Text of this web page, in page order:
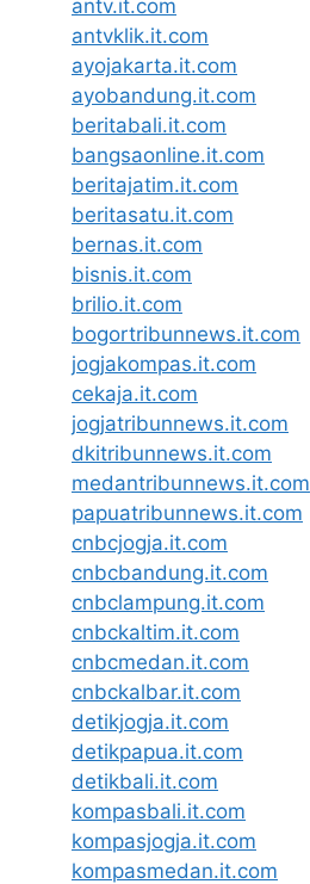
antv.it.com
antvklik.it.com
ayojakarta.it.com
ayobandung.it.com
beritabali.it.com
bangsaonline.it.com
beritajatim.it.com
beritasatu.it.com
bernas.it.com
bisnis.it.com
brilio.it.com
bogortribunnews.it.com
jogjakompas.it.com
cekaja.it.com
jogjatribunnews.it.com
dkitribunnews.it.com
medantribunnews.it.com
papuatribunnews.it.com
cnbcjogja.it.com
cnbcbandung.it.com
cnbclampung.it.com
cnbckaltim.it.com
cnbcmedan.it.com
cnbckalbar.it.com
detikjogja.it.com
detikpapua.it.com
detikbali.it.com
kompasbali.it.com
kompasjogja.it.com
kompasmedan.it.com